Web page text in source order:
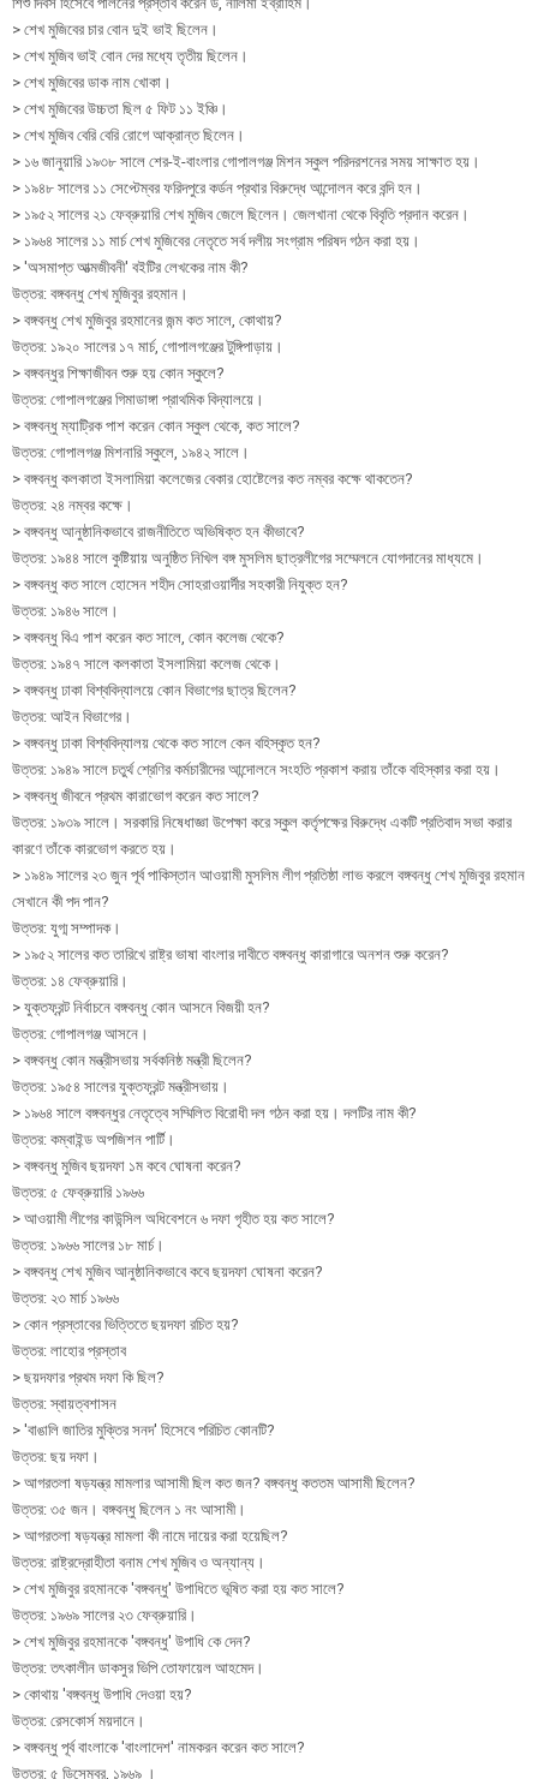
> শেখ মুজিবের চার বোন দুই ভাই ছিলেন।
> শেখ মুজিব ভাই বোন দের মধ্যে তৃতীয় ছিলেন।
> শেখ মুজিবের ডাক নাম খোকা।
> শেখ মুজিবের উচ্চতা ছিল ৫ ফিট ১১ ইঞ্চি।
> শেখ মুজিব বেরি বেরি রোগে আক্রান্ত ছিলেন।
> ১৬ জানুয়ারি ১৯৩৮ সালে শের-ই-বাংলার গোপালগঞ্জ মিশন স্কুল পরিদরশনের সময় সাক্ষাত হয়।
> ১৯৪৮ সালের ১১ সেপ্টেম্বর ফরিদপুরে কর্ডন প্রথার বিরুদ্ধে আন্দোলন করে বন্দি হন।
> ১৯৫২ সালের ২১ ফেব্রুয়ারি শেখ মুজিব জেলে ছিলেন। জেলখানা থেকে বিবৃতি প্রদান করেন।
> ১৯৬৪ সালের ১১ মার্চ শেখ মুজিবের নেতৃতে সর্ব দলীয় সংগ্রাম পরিষদ গঠন করা হয়।
> 'অসমাপ্ত আত্মজীবনী' বইটির লেখকের নাম কী?
উত্তর: বঙ্গবন্ধু শেখ মুজিবুর রহমান।
> বঙ্গবন্ধু শেখ মুজিবুর রহমানের জন্ম কত সালে, কোথায়?
উত্তর: ১৯২০ সালের ১৭ মার্চ, গোপালগঞ্জের টুঙ্গিপাড়ায়।
> বঙ্গবন্ধুর শিক্ষাজীবন শুরু হয় কোন স্কুলে?
উত্তর: গোপালগঞ্জের গিমাডাঙ্গা প্রাথমিক বিদ্যালয়ে।
> বঙ্গবন্ধু ম্যাট্রিক পাশ করেন কোন স্কুল থেকে, কত সালে?
উত্তর: গোপালগঞ্জ মিশনারি স্কুলে, ১৯৪২ সালে।
> বঙ্গবন্ধু কলকাতা ইসলামিয়া কলেজের বেকার হোষ্টেলের কত নম্বর কক্ষে থাকতেন?
উত্তর: ২৪ নম্বর কক্ষে।
> বঙ্গবন্ধু আনুষ্ঠানিকভাবে রাজনীতিতে অভিষিক্ত হন কীভাবে?
উত্তর: ১৯৪৪ সালে কুষ্টিয়ায় অনুষ্ঠিত নিখিল বঙ্গ মুসলিম ছাত্রলীগের সম্মেলনে যোগদানের মাধ্যমে।
> বঙ্গবন্ধু কত সালে হোসেন শহীদ সোহরাওয়ার্দীর সহকারী নিযুক্ত হন?
উত্তর: ১৯৪৬ সালে।
> বঙ্গবন্ধু বিএ পাশ করেন কত সালে, কোন কলেজ থেকে?
উত্তর: ১৯৪৭ সালে কলকাতা ইসলামিয়া কলেজ থেকে।
> বঙ্গবন্ধু ঢাকা বিশ্ববিদ্যালয়ে কোন বিভাগের ছাত্র ছিলেন?
উত্তর: আইন বিভাগের।
> বঙ্গবন্ধু ঢাকা বিশ্ববিদ্যালয় থেকে কত সালে কেন বহিস্কৃত হন?
উত্তর: ১৯৪৯ সালে চতুর্থ শ্রেণির কর্মচারীদের আন্দোলনে সংহতি প্রকাশ করায় তাঁকে বহিস্কার করা হয়।
> বঙ্গবন্ধু জীবনে প্রথম কারাভোগ করেন কত সালে?
উত্তর: ১৯৩৯ সালে। সরকারি নিষেধাজ্ঞা উপেক্ষা করে স্কুল কর্তৃপক্ষের বিরুদ্ধে একটি প্রতিবাদ সভা করার
কারণে তাঁকে কারভোগ করতে হয়।
> ১৯৪৯ সালের ২৩ জুন পূর্ব পাকিস্তান আওয়ামী মুসলিম লীগ প্রতিষ্ঠা লাভ করলে বঙ্গবন্ধু শেখ মুজিবুর রহমান
সেখানে কী পদ পান?
উত্তর: যুগ্ম সম্পাদক।
> ১৯৫২ সালের কত তারিখে রাষ্ট্র ভাষা বাংলার দাবীতে বঙ্গবন্ধু কারাগারে অনশন শুরু করেন?
উত্তর: ১৪ ফেব্রুয়ারি।
> যুক্তফ্রন্ট নির্বাচনে বঙ্গবন্ধু কোন আসনে বিজয়ী হন?
উত্তর: গোপালগঞ্জ আসনে।
> বঙ্গবন্ধু কোন মন্ত্রীসভায় সর্বকনিষ্ঠ মন্ত্রী ছিলেন?
উত্তর: ১৯৫৪ সালের যুক্তফ্রন্ট মন্ত্রীসভায়।
> ১৯৬৪ সালে বঙ্গবন্ধুর নেতৃত্বে সম্মিলিত বিরোধী দল গঠন করা হয়। দলটির নাম কী?
উত্তর: কম্বাইন্ড অপজিশন পার্টি।
> বঙ্গবন্ধু মুজিব ছয়দফা ১ম কবে ঘোষনা করেন?
উত্তর: ৫ ফেব্রুয়ারি ১৯৬৬
> আওয়ামী লীগের কাউন্সিল অধিবেশনে ৬ দফা গৃহীত হয় কত সালে?
উত্তর: ১৯৬৬ সালের ১৮ মার্চ।
> বঙ্গবন্ধু শেখ মুজিব আনুষ্ঠানিকভাবে কবে ছয়দফা ঘোষনা করেন?
উত্তর: ২৩ মার্চ ১৯৬৬
> কোন প্রস্তাবের ভিত্তিতে ছয়দফা রচিত হয়?
উত্তর: লাহোর প্রস্তাব
> ছয়দফার প্রথম দফা কি ছিল?
উত্তর: স্বায়ত্বশাসন
> 'বাঙালি জাতির মুক্তির সনদ' হিসেবে পরিচিত কোনটি?
উত্তর: ছয় দফা।
> আগরতলা ষড়যন্ত্র মামলার আসামী ছিল কত জন? বঙ্গবন্ধু কততম আসামী ছিলেন?
উত্তর: ৩৫ জন। বঙ্গবন্ধু ছিলেন ১ নং আসামী।
> আগরতলা ষড়যন্ত্র মামলা কী নামে দায়ের করা হয়েছিল?
উত্তর: রাষ্ট্রদ্রোহীতা বনাম শেখ মুজিব ও অন্যান্য।
> শেখ মুজিবুর রহমানকে 'বঙ্গবন্ধু' উপাধিতে ভূষিত করা হয় কত সালে?
উত্তর: ১৯৬৯ সালের ২৩ ফেব্রুয়ারি।
> শেখ মুজিবুর রহমানকে 'বঙ্গবন্ধু' উপাধি কে দেন?
উত্তর: তৎকালীন ডাকসুর ভিপি তোফায়েল আহমেদ।
> কোথায় 'বঙ্গবন্ধু উপাধি দেওয়া হয়?
উত্তর: রেসকোর্স ময়দানে।
> বঙ্গবন্ধু পূর্ব বাংলাকে 'বাংলাদেশ' নামকরন করেন কত সালে?
উত্তর: ৫ ডিসেম্বর, ১৯৬৯ ।